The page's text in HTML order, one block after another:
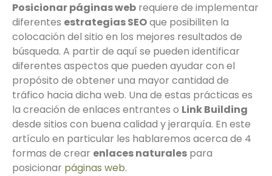
Posicionar páginas web requiere de implementar
diferentes estrategias SEOque posibiliten la
colocación del sitio en los mejores resultados de
búsqueda. A partir de aquí se pueden identificar
diferentes aspectos que pueden ayudar con el
propósito de obtener una mayor cantidad de
tráfico hacia dicha web. Una de estas prácticas es
la creación de enlaces entrantes o Link Building
desde sitios con buena calidad y jerarquía. En este
artículo en particular les hablaremos acerca de 4
formas de crear enlaces naturales para
posicionar páginas web.